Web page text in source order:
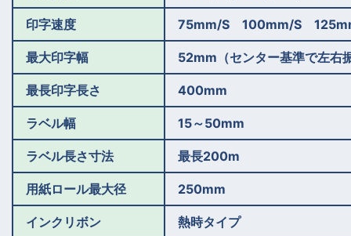
印字速度 75mm/S 100mm/S
最大印字幅 52mm（センター基準で左右
最長印字長さ 400mm
ラベル幅 15～50mm
ラベル長さ寸法 最長200m
用紙ロール最大径 250mm
インクリボン 熱時タイプ